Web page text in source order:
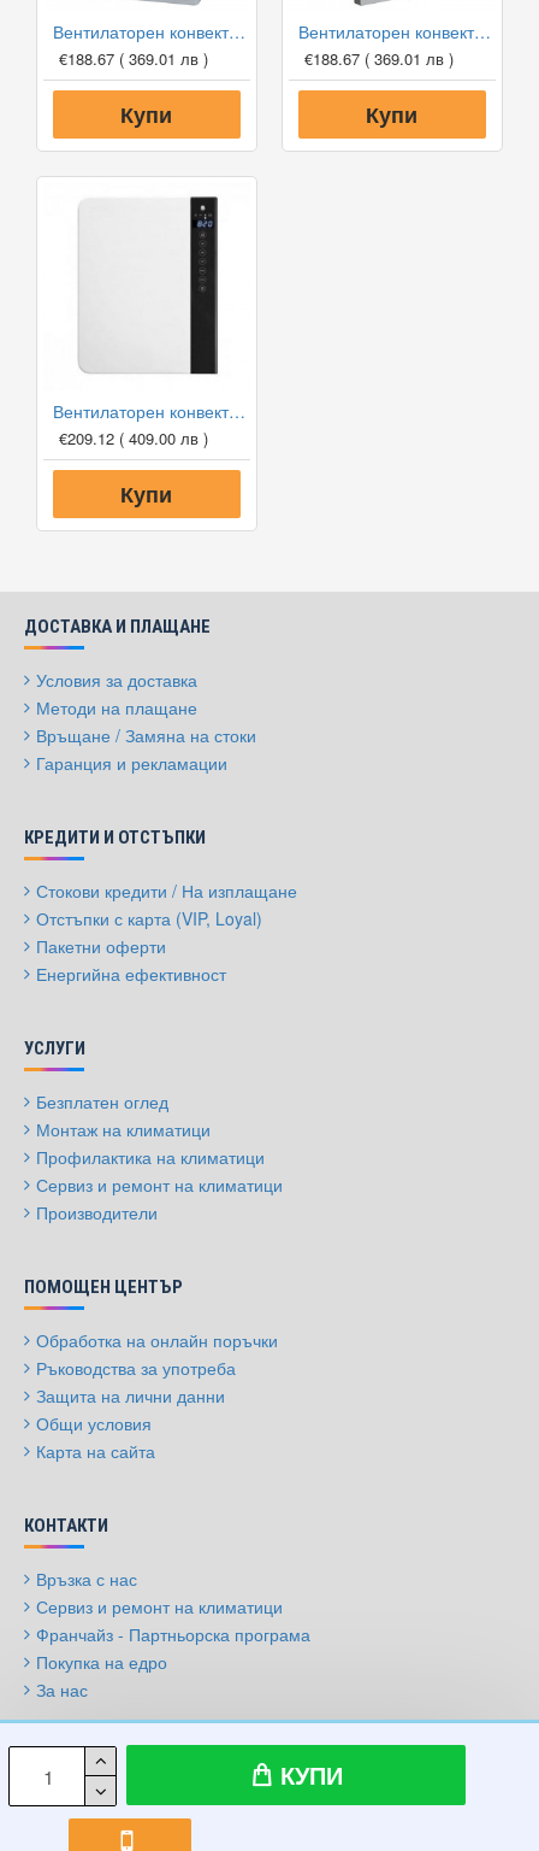
КУПИ
Вентилаторен конвектор за баня Tedan Touch
€188.67 ( 369.01 лв )
Купи
Вентилаторен конвектор за баня Tedan Quadro Visio
€188.67 ( 369.01 лв )
Купи
Вентилаторен конвектор за баня Tedan Windy
€209.12 ( 409.00 лв )
Купи
ДОСТАВКА И ПЛАЩАНЕ
Условия за доставка
Методи на плащане
Връщане / Замяна на стоки
Гаранция и рекламации
КРЕДИТИ И ОТСТЪПКИ
Стокови кредити / На изплащане
Отстъпки с карта (VIP, Loyal)
Пакетни оферти
Енергийна ефективност
УСЛУГИ
Безплатен оглед
Монтаж на климатици
Профилактика на климатици
Сервиз и ремонт на климатици
Производители
ПОМОЩЕН ЦЕНТЪР
Обработка на онлайн поръчки
Ръководства за употреба
Защита на лични данни
Общи условия
Карта на сайта
КОНТАКТИ
Връзка с нас
Сервиз и ремонт на климатици
Франчайз - Партньорска програма
Покупка на едро
За нас
© 2009-2026, Климатици.бг, Всички права запазени